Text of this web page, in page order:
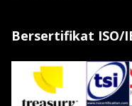
Bersertifikat ISO/